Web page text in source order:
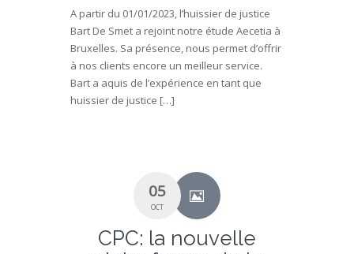
A partir du 01/01/2023, l’huissier de justice
Bart De Smet a rejoint notre étude Aecetia à
Bruxelles. Sa présence, nous permet d’offrir
à nos clients encore un meilleur service.
Bart a aquis de l’expérience en tant que
huissier de justice […]
05
OCT
CPC: la nouvelle